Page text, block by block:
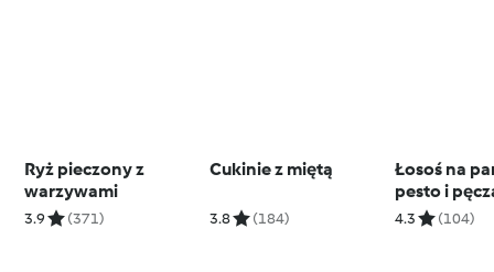
Ryż pieczony z
warzywami
3.9 (371)
Cukinie z miętą
3.8 (184)
Łosoś na
pesto i
zupa krem
4.3 (104)